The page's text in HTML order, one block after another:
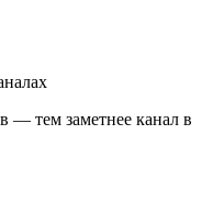
— тем заметнее канал в